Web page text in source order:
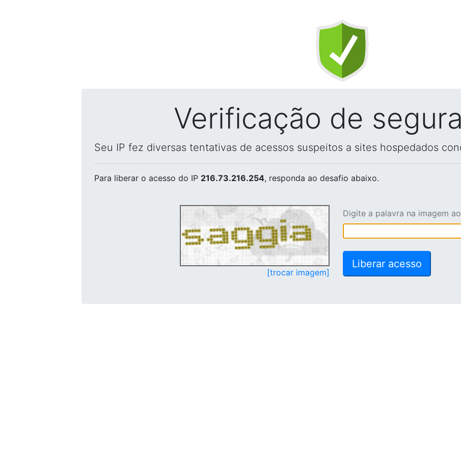
Verificação de
Seu IP fez diversas tentativas de acessos suspeitos a sites hospedados
Para liberar o acesso do IP 216.73.216.254, responda ao desafio abaixo.
[trocar imagem]
Digite a palavra na imagem